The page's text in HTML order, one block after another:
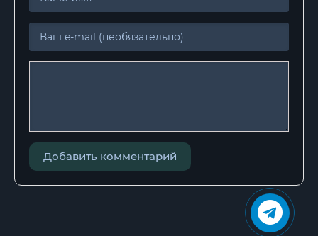
Добавить комментарий